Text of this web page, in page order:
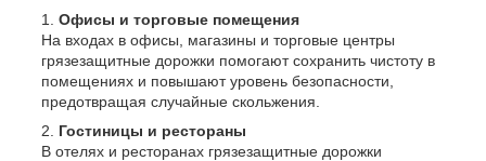
Офисы и торговые помещения
На входах в офисы, магазины и торговые центры
грязезащитные дорожки помогают сохранить чистоту в
помещениях и повышают уровень безопасности,
предотвращая случайные скольжения.
Гостиницы и рестораны
В отелях и ресторанах грязезащитные дорожки